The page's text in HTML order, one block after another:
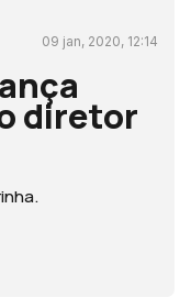
09 jan, 2020, 12:14
diretor